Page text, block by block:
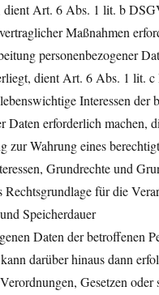
dient Art. 6 Abs. 1 lit. b
Maßnahmen
personenbezogener
dient Art. 6 Abs. 1 lit.
Interessen
Daten erforderlich
zur Wahrung eines
Grundrechte und
für die
Speicherdauer
Daten der betroffenen
darüber hinaus dann
Gesetzen